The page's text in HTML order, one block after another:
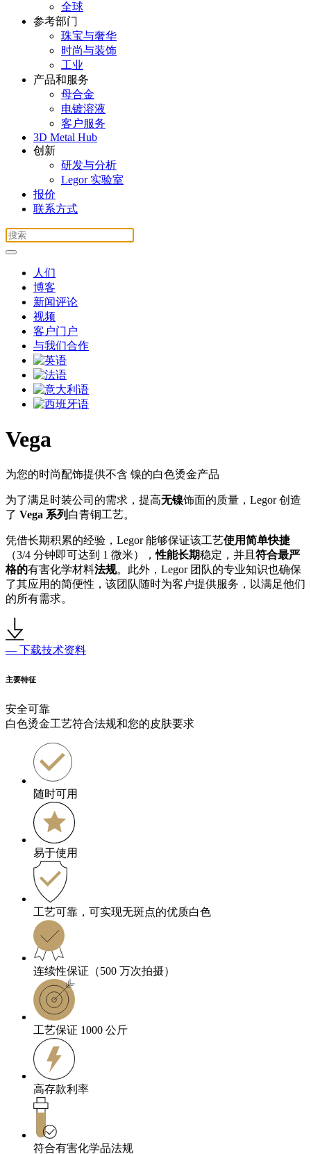
全球
参考部门
珠宝与奢华
时尚与装饰
工业
产品和服务
母合金
电镀溶液
客户服务
3D Metal Hub
创新
研发与分析
Legor 实验室
报价
联系方式
人们
博客
新闻评论
视频
客户门户
与我们合作
Vega
为您的时尚配饰提供不含 镍的白色烫金产品
为了满足时装公司的需求，提高无镍饰面的质量，Legor 创造
了 Vega 系列 白青铜工艺。
凭借长期积累的经验，Legor 能够保证该工艺使用简单快捷
（3/4 分钟即可达到 1 微米），性能长期稳定，并且 符合最严
格的有害化学材料法规。此外，Legor 团队的专业知识也确保
了其应用的简便性，该团队随时为客户提供服务，以满足他们
的所有需求。
— 下载技术资料
主要特征
安全可靠
白色烫金工艺符合法规和您的皮肤要求
随时可用
易于使用
工艺可靠，可实现无斑点的优质白色
连续性保证（500 万次拍摄）
工艺保证 1000 公斤
高存款利率
符合有害化学品法规